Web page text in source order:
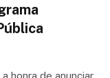
honra de anunciar